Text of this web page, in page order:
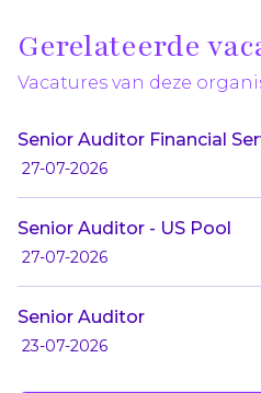
Gerelateerde
Vacatures van deze
Senior Auditor Financial
27-07-2026
Senior Auditor - US Pool
27-07-2026
Senior Auditor
23-07-2026